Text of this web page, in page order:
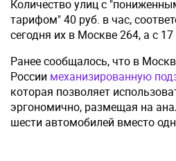
Количество улиц с
тарифом" 40 руб. в час,
сегодня их в Москве 264, а с
Ранее сообщалось, что в
России механизированную
которая позволяет
эргономично, размещая на
шести автомобилей вместо